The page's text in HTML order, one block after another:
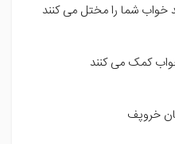
خواب شما را مختل می کنند
کمک می کنند
خروپف